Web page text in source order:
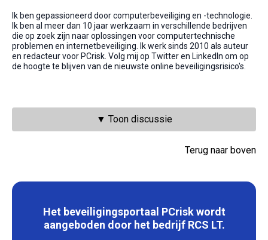
Ik ben gepassioneerd door computerbeveiliging en -technologie.
Ik ben al meer dan 10 jaar werkzaam in verschillende bedrijven
die op zoek zijn naar oplossingen voor computertechnische
problemen en internetbeveiliging. Ik werk sinds 2010 als auteur
en redacteur voor PCrisk. Volg mij op Twitter en LinkedIn om op
de hoogte te blijven van de nieuwste online beveiligingsrisico's.
▼ Toon discussie
Terug naar boven
Het beveiligingsportaal PCrisk wordt
aangeboden door het bedrijf RCS LT.